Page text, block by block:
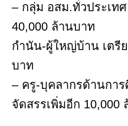
– กลุ่ม อสม.ทั่วประเท
40,000 ล้านบาท
กํานัน-ผู้ใหญ่บ้าน เตรี
บาท
– ครู-บุคลากรด้านกา
จัดสรรเพิ่มอีก 10,000